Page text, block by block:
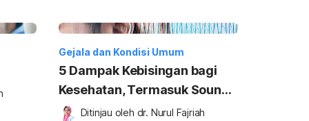
Gejala dan Kondisi Umum
5 Dampak Kebisingan bagi
Kesehatan, Termasuk Sound
HoregDitinjau oleh dr. Nurul Fajriah